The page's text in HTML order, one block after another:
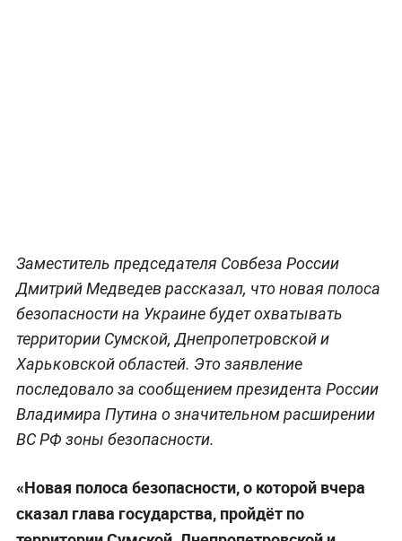
Заместитель председателя Совбеза России
Дмитрий Медведев рассказал, что новая полоса
безопасности на Украине будет охватывать
территории Сумской, Днепропетровской и
Харьковской областей. Это заявление
последовало за сообщением президента России
Владимира Путина о значительном расширении
ВС РФ зоны безопасности.
«Новая полоса безопасности, о которой вчера
сказал глава государства, пройдёт по